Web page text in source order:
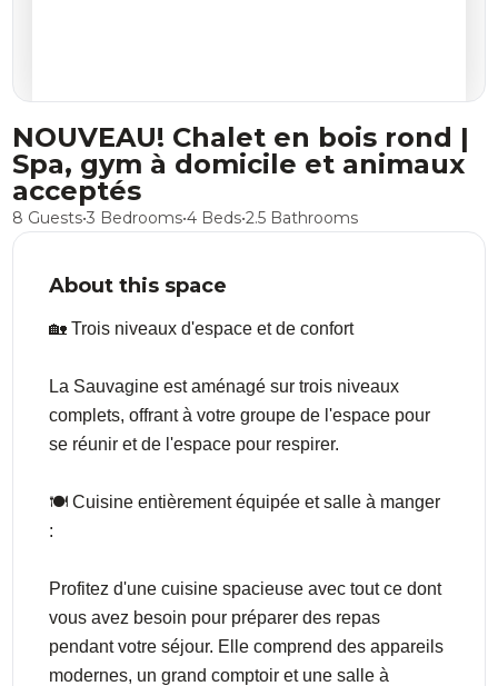
NOUVEAU! Chalet en bois rond |
Spa, gym à domicile et animaux
acceptés
8 Guests•3 Bedrooms•4 Beds•2.5 Bathrooms
About this space
🏡 Trois niveaux d'espace et de confort
La Sauvagine est aménagé sur trois niveaux
complets, offrant à votre groupe de l'espace pour
se réunir et de l'espace pour respirer.
🍽️ Cuisine entièrement équipée et salle à manger
:
Profitez d'une cuisine spacieuse avec tout ce dont
vous avez besoin pour préparer des repas
pendant votre séjour. Elle comprend des appareils
modernes, un grand comptoir et une salle à